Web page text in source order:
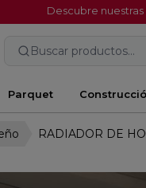
Descubre
Buscar productos...
Parquet
RADIADOR DE